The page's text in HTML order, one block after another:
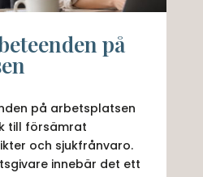
på
på arbetsplatsen
till försämrat
och sjukfrånvaro.
innebär det ett